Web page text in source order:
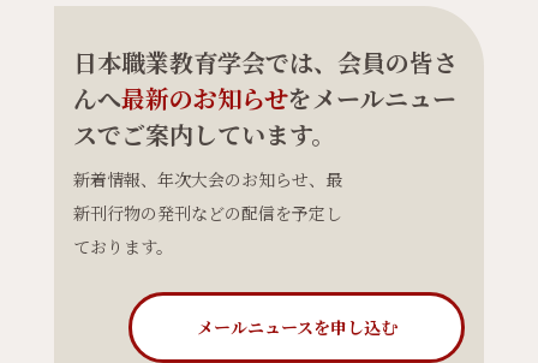
日本職業教育学会では、会員の皆さ
んへ最新のお知らせをメールニュー
スでご案内しています。
新着情報、年次大会のお知らせ、最
新刊行物の発刊などの配信を予定し
ております。
メールニュースを申し込む